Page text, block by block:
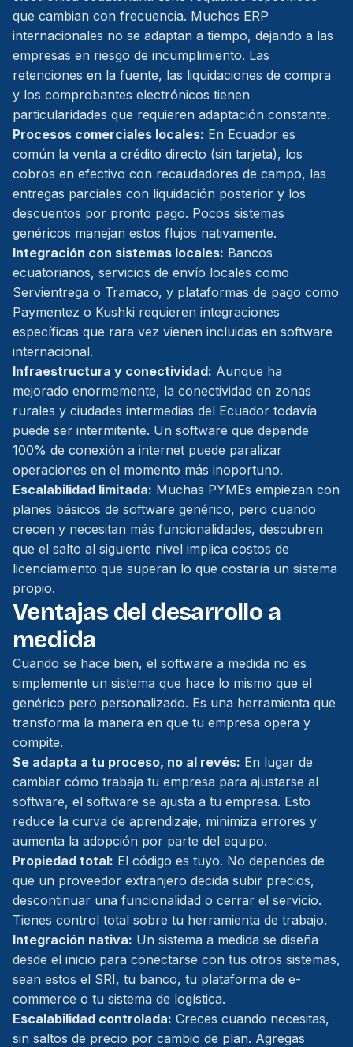
que cambian con frecuencia. Muchos ERP
internacionales no se adaptan a tiempo, dejando a las
empresas en riesgo de incumplimiento. Las
retenciones en la fuente, las liquidaciones de compra
y los comprobantes electrónicos tienen
particularidades que requieren adaptación constante.
Procesos comerciales locales: En Ecuador es
común la venta a crédito directo (sin tarjeta), los
cobros en efectivo con recaudadores de campo, las
entregas parciales con liquidación posterior y los
descuentos por pronto pago. Pocos sistemas
genéricos manejan estos flujos nativamente.
Integración con sistemas locales: Bancos
ecuatorianos, servicios de envío locales como
Servientrega o Tramaco, y plataformas de pago como
Paymentez o Kushki requieren integraciones
específicas que rara vez vienen incluidas en software
internacional.
Infraestructura y conectividad: Aunque ha
mejorado enormemente, la conectividad en zonas
rurales y ciudades intermedias del Ecuador todavía
puede ser intermitente. Un software que depende
100% de conexión a internet puede paralizar
operaciones en el momento más inoportuno.
Escalabilidad limitada: Muchas PYMEs empiezan con
planes básicos de software genérico, pero cuando
crecen y necesitan más funcionalidades, descubren
que el salto al siguiente nivel implica costos de
licenciamiento que superan lo que costaría un sistema
propio.
Ventajas del desarrollo a
medida
Cuando se hace bien, el software a medida no es
simplemente un sistema que hace lo mismo que el
genérico pero personalizado. Es una herramienta que
transforma la manera en que tu empresa opera y
compite.
Se adapta a tu proceso, no al revés: En lugar de
cambiar cómo trabaja tu empresa para ajustarse al
software, el software se ajusta a tu empresa. Esto
reduce la curva de aprendizaje, minimiza errores y
aumenta la adopción por parte del equipo.
Propiedad total: El código es tuyo. No dependes de
que un proveedor extranjero decida subir precios,
descontinuar una funcionalidad o cerrar el servicio.
Tienes control total sobre tu herramienta de trabajo.
Integración nativa: Un sistema a medida se diseña
desde el inicio para conectarse con tus otros sistemas,
sean estos el SRI, tu banco, tu plataforma de e-
commerce o tu sistema de logística.
Escalabilidad controlada: Creces cuando necesitas,
sin saltos de precio por cambio de plan. Agregas